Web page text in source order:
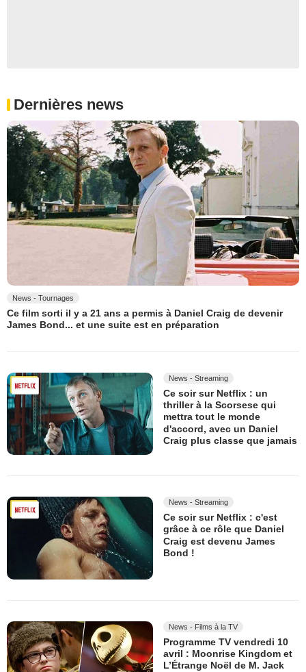
Dernières news
News - Tournages
Ce film sorti il y a 21 ans a permis à Daniel Craig de devenir
James Bond... et une suite est en préparation
News - Streaming
Ce soir sur Netflix : un
thriller à la Scorsese qui
mettra tout le monde
d'accord, avec un Daniel
Craig plus classe que jamais
News - Streaming
Ce soir sur Netflix : c'est
grâce à ce rôle que Daniel
Craig est devenu James
Bond !
News - Films à la TV
Programme TV vendredi 10
avril : Moonrise Kingdom et
L’Étrange Noël de M. Jack